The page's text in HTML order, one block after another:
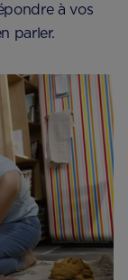
à vos
parler.